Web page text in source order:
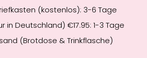
(kostenlos): 3-6 Tage
in Deutschland) €17.95: 1-3 Tage
(Brotdose & Trinkflasche)